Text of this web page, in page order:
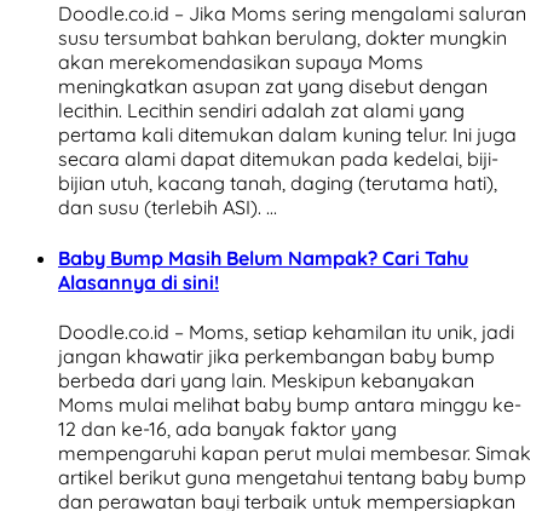
Doodle.co.id – Jika Moms sering mengalami saluran
susu tersumbat bahkan berulang, dokter mungkin
akan merekomendasikan supaya Moms
meningkatkan asupan zat yang disebut dengan
lecithin. Lecithin sendiri adalah zat alami yang
pertama kali ditemukan dalam kuning telur. Ini juga
secara alami dapat ditemukan pada kedelai, biji-
bijian utuh, kacang tanah, daging (terutama hati),
dan susu (terlebih ASI). …
Baby Bump Masih Belum Nampak? Cari Tahu
Alasannya di sini!
Doodle.co.id – Moms, setiap kehamilan itu unik, jadi
jangan khawatir jika perkembangan baby bump
berbeda dari yang lain. Meskipun kebanyakan
Moms mulai melihat baby bump antara minggu ke-
12 dan ke-16, ada banyak faktor yang
mempengaruhi kapan perut mulai membesar. Simak
artikel berikut guna mengetahui tentang baby bump
dan perawatan bayi terbaik untuk mempersiapkan